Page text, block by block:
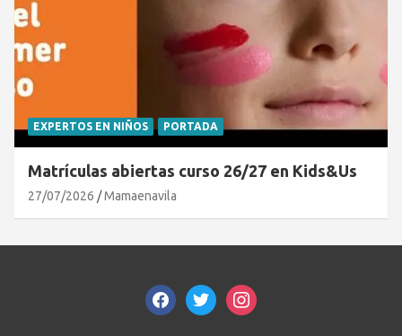
EXPERTOS EN NIÑOS PORTADA
Matrículas abiertas curso 26/27 en Kids&Us
27/07/2026 Mamaenavila
facebooktwitterinstagram